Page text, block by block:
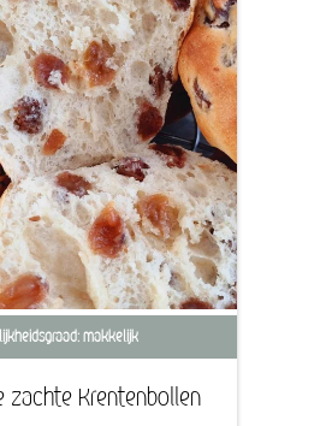
makkelijk
zachte Krentenbollen